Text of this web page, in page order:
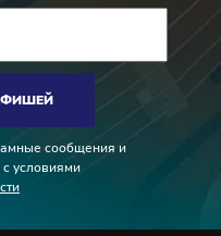
сообщения и
условиями